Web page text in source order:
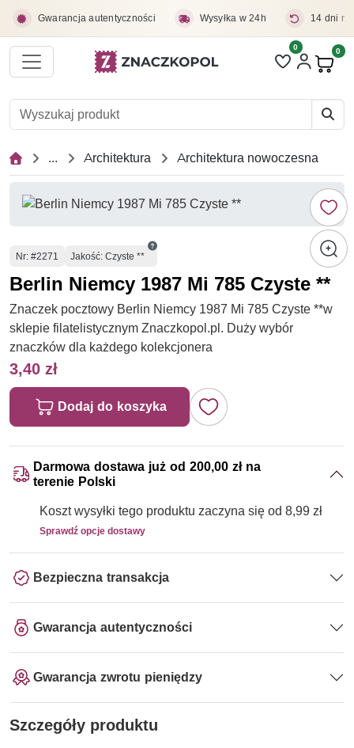
Gwarancja autentyczności Wysyłka w 24h 14 dni
Liczba pozycji
0 0
... Architektura Architektura nowoczesna
Numer
Nr: #2271 Jakość: Czyste **
Berlin Niemcy 1987 Mi 785 Czyste **
Znaczek pocztowy Berlin Niemcy 1987 Mi 785 Czyste **w
sklepie filatelistycznym Znaczkopol.pl. Duży wybór
znaczków dla każdego kolekcjonera
3,40 zł
Dodaj do koszyka
Darmowa dostawa już od 200,00 zł na
terenie Polski
Koszt wysyłki tego produktu zaczyna się od 8,99 zł
Sprawdź opcje dostawy
Bezpieczna transakcja
Gwarancja autentyczności
Gwarancja zwrotu pieniędzy
Szczegóły produktu